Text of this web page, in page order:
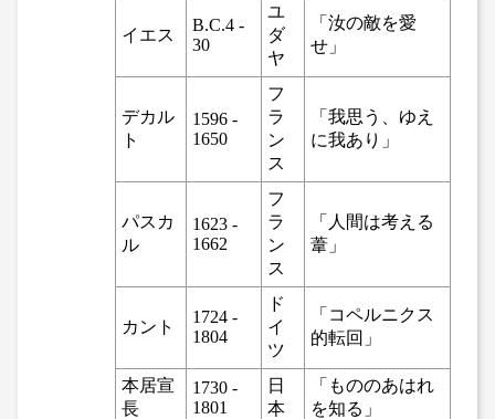
イエス
B.C.4 -
30
ユ
ダ
ヤ
「汝の敵を愛
せ」
デカル
ト
1596 -
1650
フ
ラ
ン
ス
「我思う、ゆえ
に我あり」
パスカ
ル
1623 -
1662
フ
ラ
ン
ス
「人間は考える
葦」
カント
1724 -
1804
ド
イ
ツ
「コペルニクス
的転回」
本居宣
長
1730 -
1801
日
本
「もののあはれ
を知る」